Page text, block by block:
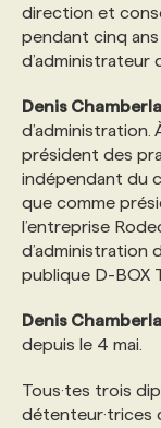
direction et
pendant cinq
d’administrateur
Denis
d’administration.
président des
indépendant du
que comme
l’entreprise
d’administration
publique D-BOX
Denis
depuis le 4 mai.
Tous·tes trois
détenteur·trices